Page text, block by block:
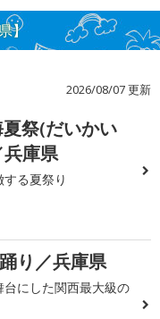
】
2026/08/07 更新
祭(だいかい
庫県
る夏祭り
り／兵庫県
台にした関西最大級の